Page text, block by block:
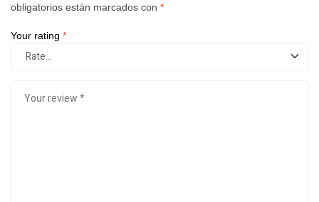
obligatorios están marcados con *
Your rating *